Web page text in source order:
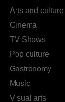
Arts and culture
Cinema
TV Shows
Pop culture
Gastronomy
Music
Visual arts